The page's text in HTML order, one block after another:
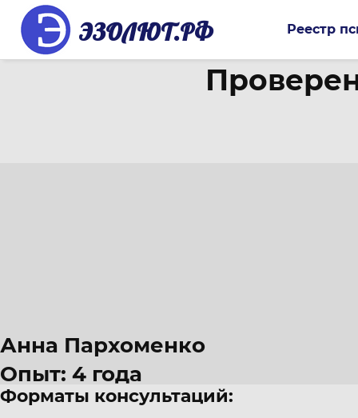
ЭЗОЛЮТ.РФ Реестр
Анна Пархоменко
Опыт: 4 года
41 год
Форматы консультаций: